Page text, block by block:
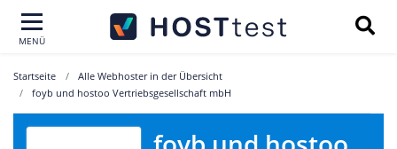
MENÜ
Startseite
Alle Webhoster in der Übersicht
foyb und hostoo Vertriebsgesellschaft mbH